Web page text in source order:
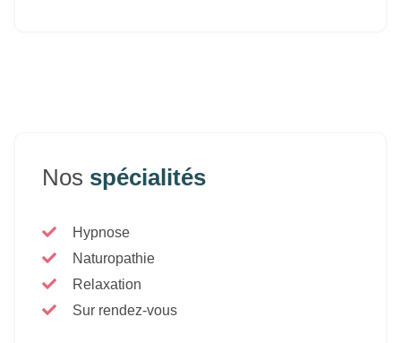
Nos spécialités
Hypnose
Naturopathie
Relaxation
Sur rendez-vous